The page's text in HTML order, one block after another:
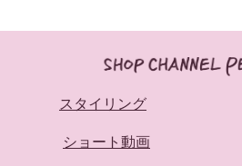
スタイリング
ショート動画